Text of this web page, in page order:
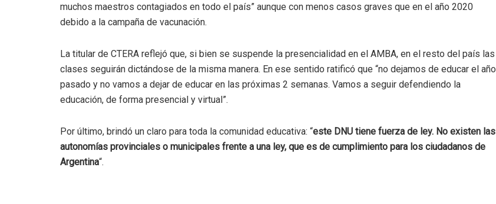
muchos maestros contagiados en todo el país” aunque con menos casos graves que en el año 2020
debido a la campaña de vacunación.
La titular de CTERA reflejó que, si bien se suspende la presencialidad en el AMBA, en el resto del país las
clases seguirán dictándose de la misma manera. En ese sentido ratificó que “no dejamos de educar el año
pasado y no vamos a dejar de educar en las próximas 2 semanas. Vamos a seguir defendiendo la
educación, de forma presencial y virtual”.
Por último, brindó un claro para toda la comunidad educativa: “este DNU tiene fuerza de ley. No existen las
autonomías provinciales o municipales frente a una ley, que es de cumplimiento para los ciudadanos de
Argentina“.